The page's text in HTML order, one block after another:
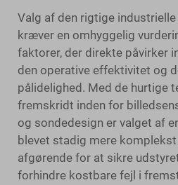
Valg af den rigtige
kræver en omhyggelig
faktorer, der direkte påvirker
den operative effektivitet og
pålidelighed. Med de hurtige
fremskridt inden for
og sondedesign er valget af
blevet stadig mere
afgørende for at sikre
forhindre kostbare fejl i